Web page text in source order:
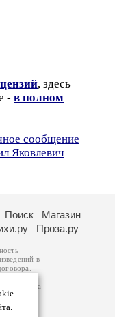
, здесь
- в полном
сообщение
Яковлевич
Поиск
Магазин
Проза.ру
в
авторам
возможна
за
на